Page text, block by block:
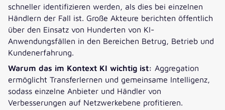
schneller identifizieren werden, als dies bei einzelnen
Händlern der Fall ist. Große Akteure berichten öffentlich
über den Einsatz von Hunderten von KI-
Anwendungsfällen in den Bereichen Betrug, Betrieb und
Kundenerfahrung.
Warum das im Kontext KI wichtig ist: Aggregation
ermöglicht Transferlernen und gemeinsame Intelligenz,
sodass einzelne Anbieter und Händler von
Verbesserungen auf Netzwerkebene profitieren.